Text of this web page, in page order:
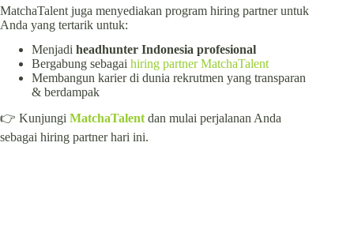
MatchaTalent juga menyediakan program hiring partner untuk
Anda yang tertarik untuk:
Menjadi headhunter Indonesia profesional
Bergabung sebagai hiring partner MatchaTalent
Membangun karier di dunia rekrutmen yang transparan
& berdampak
👉 Kunjungi MatchaTalent dan mulai perjalanan Anda
sebagai hiring partner hari ini.